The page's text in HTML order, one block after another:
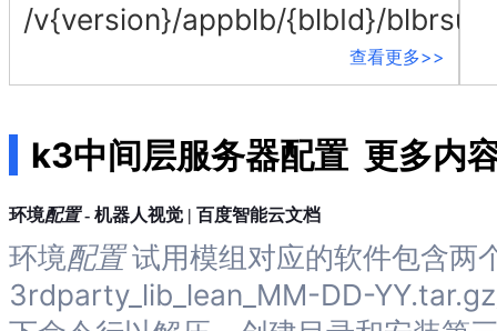
云
场
作
生
态
开
发
服
务
/v{version}/appblb/{blbId}/
查看更多>>
k3中间层服务器配置 更多内
环境配置- 机器人视觉 | 百度智能云文档
环境配置试用模组对应的软件包含两
3rdparty_lib_lean_MM-DD-